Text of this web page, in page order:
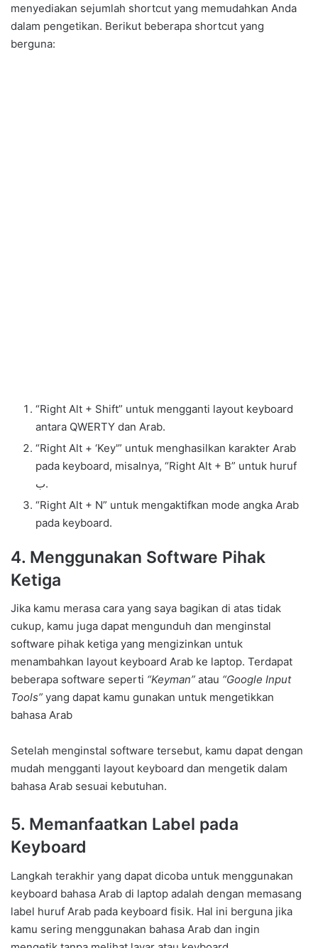
menyediakan sejumlah shortcut yang memudahkan Anda
dalam pengetikan. Berikut beberapa shortcut yang
berguna:
“Right Alt + Shift” untuk mengganti layout keyboard
antara QWERTY dan Arab.
“Right Alt + ‘Key'” untuk menghasilkan karakter Arab
pada keyboard, misalnya, “Right Alt + B” untuk huruf
ب.
“Right Alt + N” untuk mengaktifkan mode angka Arab
pada keyboard.
4. Menggunakan Software Pihak
Ketiga
Jika kamu merasa cara yang saya bagikan di atas tidak
cukup, kamu juga dapat mengunduh dan menginstal
software pihak ketiga yang mengizinkan untuk
menambahkan layout keyboard Arab ke laptop. Terdapat
beberapa software seperti “Keyman” atau “Google Input
Tools” yang dapat kamu gunakan untuk mengetikkan
bahasa Arab
Setelah menginstal software tersebut, kamu dapat dengan
mudah mengganti layout keyboard dan mengetik dalam
bahasa Arab sesuai kebutuhan.
5. Memanfaatkan Label pada
Keyboard
Langkah terakhir yang dapat dicoba untuk menggunakan
keyboard bahasa Arab di laptop adalah dengan memasang
label huruf Arab pada keyboard fisik. Hal ini berguna jika
kamu sering menggunakan bahasa Arab dan ingin